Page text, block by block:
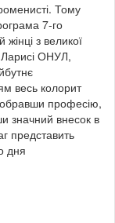
Тому
7-го
жінці з великої
Ларисі ОНУЛ,
весь колорит
професію,
значний внесок в
представить
дня